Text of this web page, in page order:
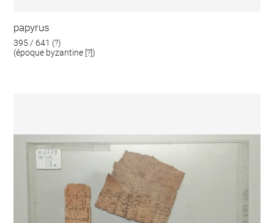
papyrus
395 / 641 (?)
(époque byzantine [?])